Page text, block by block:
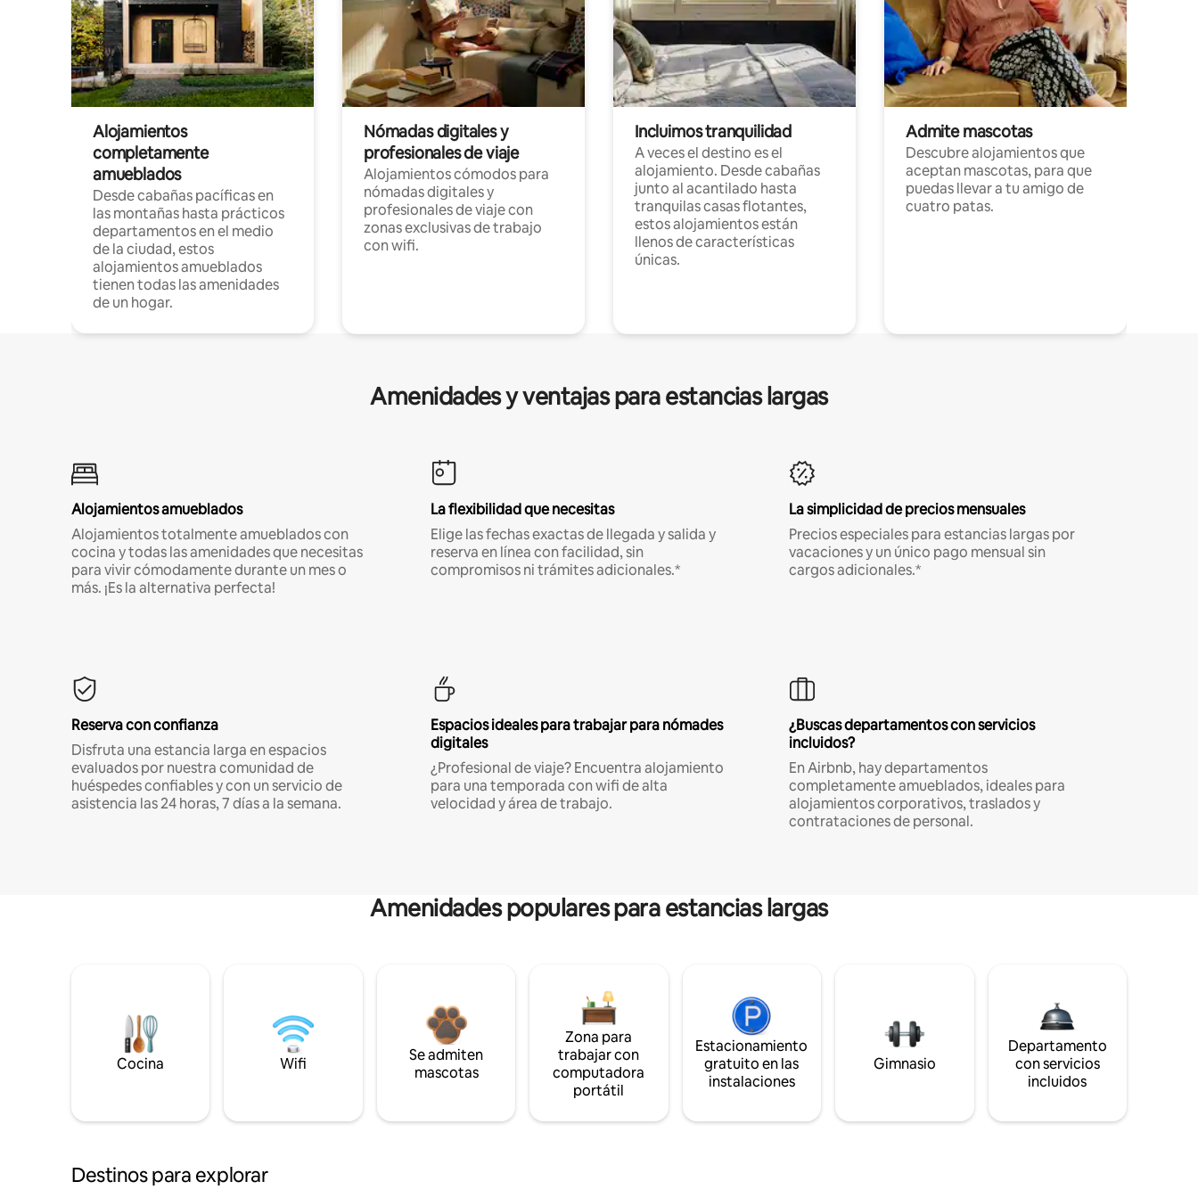
Alojamientos
completamente
amueblados
Desde cabañas pacíficas en
las montañas hasta prácticos
departamentos en el medio
de la ciudad, estos
alojamientos amueblados
tienen todas las amenidades
de un hogar.
Nómadas digitales y
profesionales de viaje
Alojamientos cómodos para
nómadas digitales y
profesionales de viaje con
zonas exclusivas de trabajo
con wifi.
Incluimos tranquilidad
A veces el destino es el
alojamiento. Desde cabañas
junto al acantilado hasta
tranquilas casas flotantes,
estos alojamientos están
llenos de características
únicas.
Admite mascotas
Descubre alojamientos que
aceptan mascotas, para que
puedas llevar a tu amigo de
cuatro patas.
Amenidades y ventajas para estancias largas
Alojamientos amueblados
Alojamientos totalmente amueblados con
cocina y todas las amenidades que necesitas
para vivir cómodamente durante un mes o
más. ¡Es la alternativa perfecta!
La flexibilidad que necesitas
Elige las fechas exactas de llegada y salida y
reserva en línea con facilidad, sin
compromisos ni trámites adicionales.*
La simplicidad de precios mensuales
Precios especiales para estancias largas por
vacaciones y un único pago mensual sin
cargos adicionales.*
Reserva con confianza
Disfruta una estancia larga en espacios
evaluados por nuestra comunidad de
huéspedes confiables y con un servicio de
asistencia las 24 horas, 7 días a la semana.
Espacios ideales para trabajar para nómades
digitales
¿Profesional de viaje? Encuentra alojamiento
para una temporada con wifi de alta
velocidad y área de trabajo.
¿Buscas departamentos con servicios
incluidos?
En Airbnb, hay departamentos
completamente amueblados, ideales para
alojamientos corporativos, traslados y
contrataciones de personal.
Amenidades populares para estancias largas
Cocina Wifi
Se admiten
mascotas
Zona para
trabajar con
computadora
portátil
Estacionamiento
gratuito en las
instalaciones
Gimnasio
Departamento
con servicios
incluidos
Destinos para explorar